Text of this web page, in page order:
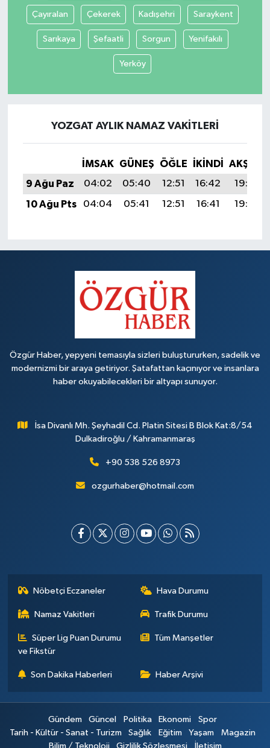
Çayıralan Çekerek Kadışehri Saraykent
Sarıkaya Şefaatli Sorgun Yenifakılı
Yerköy
YOZGAT AYLIK NAMAZ VAKITLERI
İMSAK GÜNEŞ ÖĞLE İKINDI
AKŞAM
9 Ağu Paz
04:02 05:40 12:51 16:42
19:53
10 Ağu Pts
04:04 05:41 12:51 16:41 19:52
Özgür Haber, yepyeni temasıyla sizleri buluştururken, sadelik ve
modernizmi bir araya getiriyor. Şatafattan kaçınıyor ve insanlara
haber okuyabilecekleri bir altyapı sunuyor.
İsa Divanlı Mh. Şeyhadil Cd. Platin Sitesi B Blok Kat:8/54
Dulkadiroğlu / Kahramanmaraş
+90 538 526 8973
ozgurhaber@hotmail.com
Nöbetçi Eczaneler Hava Durumu
Namaz Vakitleri Trafik Durumu
Süper Lig Puan Durumu
ve Fikstür
Tüm Manşetler
Son Dakika Haberleri Haber Arşivi
Gündem Güncel Politika Ekonomi
Spor
Tarih - Kültür - Sanat - Turizm
Sağlık Eğitim Yaşam
Magazin
Bilim / Teknoloji
Gizlilik Sözleşmesi İletişim